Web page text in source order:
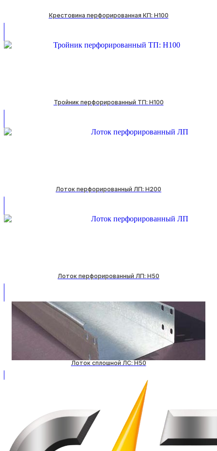
Крестовина перфорированная КП: H100
Тройник перфорированный ТП: H100
Лоток перфорированный ЛП: H200
Лоток перфорированный ЛП: H50
Лоток сплошной ЛС: H50